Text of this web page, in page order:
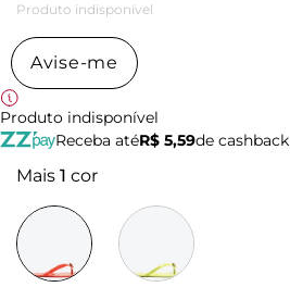
Produto indisponível
Avise-me
Produto indisponível
Receba atéR$ 5,59de cashback
Mais 1 cor